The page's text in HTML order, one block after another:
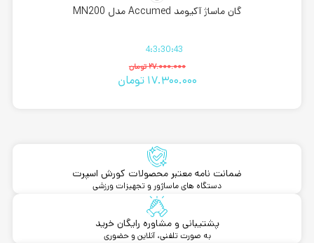
گان ماساژ آکیومد Accumed مدل MN200
42
:
30
:
3
:
4
27.000.000تومان
قیمت
اصلی17.300.000 تومان
قیمت
فعلی
ضمانت نامه معتبر محصولات کورش اسپرت
دستگاه های ماساژور و تجهیزات ورزشی
پشتیبانی و مشاوره رایگان خرید
به صورت تلفنی، آنلاین و حضوری